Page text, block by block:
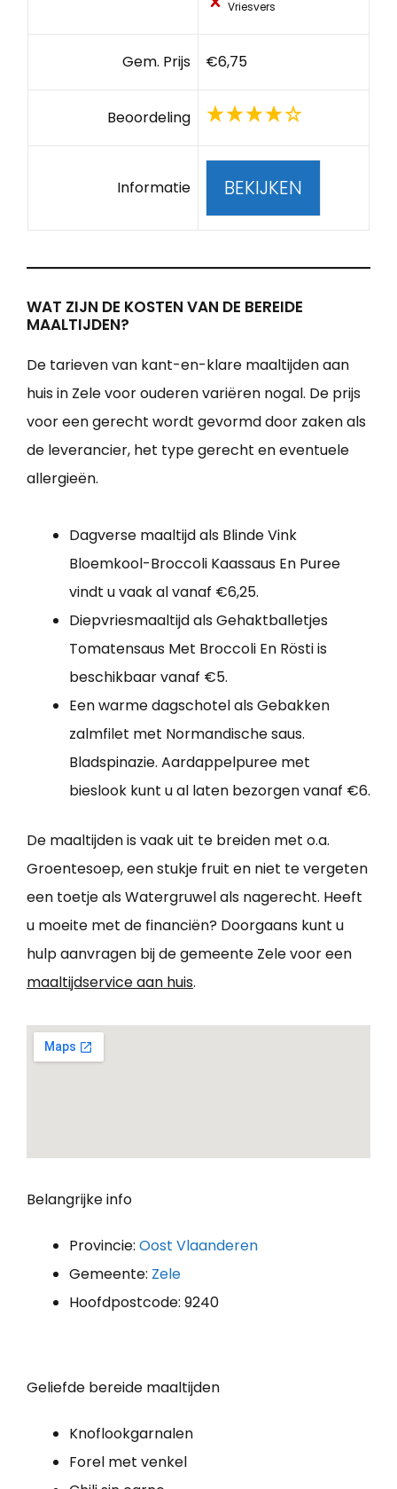
Vriesvers
Gem. Prijs €6,75
Beoordeling
Informatie BEKIJKEN
WAT ZIJN DE KOSTEN VAN DE BEREIDE
MAALTIJDEN?
De tarieven van kant-en-klare maaltijden aan
huis in Zele voor ouderen variëren nogal. De prijs
voor een gerecht wordt gevormd door zaken als
de leverancier, het type gerecht en eventuele
allergieën.
Dagverse maaltijd als Blinde Vink
Bloemkool-Broccoli Kaassaus En Puree
vindt u vaak al vanaf €6,25.
Diepvriesmaaltijd als Gehaktballetjes
Tomatensaus Met Broccoli En Rösti is
beschikbaar vanaf €5.
Een warme dagschotel als Gebakken
zalmfilet met Normandische saus.
Bladspinazie. Aardappelpuree met
bieslook kunt u al laten bezorgen vanaf €6.
De maaltijden is vaak uit te breiden met o.a.
Groentesoep, een stukje fruit en niet te vergeten
een toetje als Watergruwel als nagerecht. Heeft
u moeite met de financiën? Doorgaans kunt u
hulp aanvragen bij de gemeente Zele voor een
maaltijdservice aan huis.
Belangrijke info
Provincie: Oost Vlaanderen
Gemeente: Zele
Hoofdpostcode: 9240
Geliefde bereide maaltijden
Knoflookgarnalen
Forel met venkel